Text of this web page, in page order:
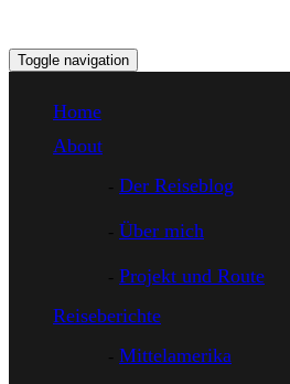
Toggle navigation
Home
About
Der Reiseblog
Über mich
Projekt und Route
Reiseberichte
Mittelamerika